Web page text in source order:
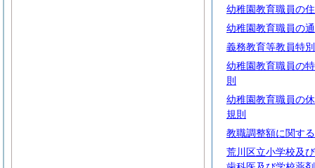
幼稚園教育職員の
幼稚園教育職員の
義務教育等教員特
幼稚園教育職員の
則
幼稚園教育職員の
規則
教職調整額に関す
荒川区立小学校及